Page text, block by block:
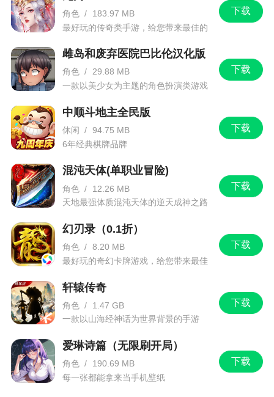
下载
角色 /
183.97 MB
最好玩的传奇类手游，给您带来最佳的
下载
雌岛和废弃医院巴比伦汉化版
角色 / 29.88 MB
一款以美少女为主题的角色扮演类游戏
下载
中顺斗地主全民版
休闲 / 94.75 MB
6年经典棋牌品牌
下载
混沌天体(单职业冒险)
角色 /
12.26 MB
天地最强体质混沌天体的逆天成神之路
下载
幻刃录（0.1折）
角色 / 8.20 MB
最好玩的奇幻卡牌游戏，给您带来最佳
下载
轩辕传奇
角色 /
1.47 GB
一款以山海经神话为世界背景的手游
下载
爱琳诗篇（无限刷开局）
角色 /
190.69 MB
每一张都能拿来当手机壁纸